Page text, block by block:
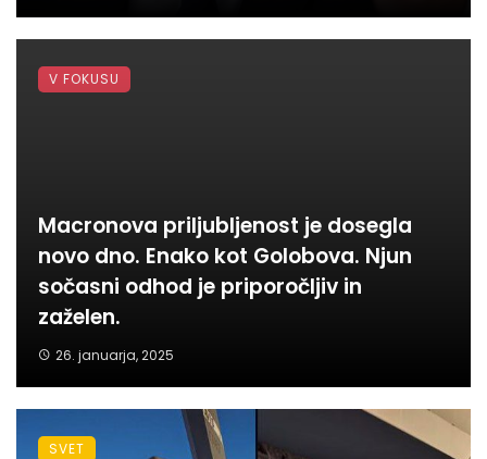
Macronova priljubljenost je dosegla
novo dno. Enako kot Golobova. Njun
sočasni odhod je priporočljiv in
zaželen.
26. januarja, 2025
V FOKUSU
SVET